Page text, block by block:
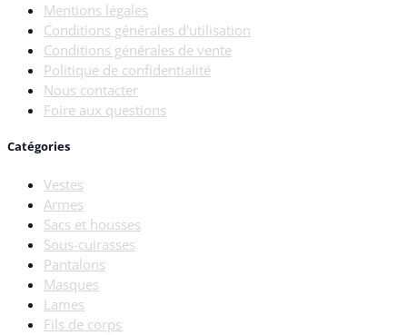
Mentions légales
Conditions générales d'utilisation
Conditions générales de vente
Politique de confidentialité
Nous contacter
Foire aux questions
Catégories
Vestes
Armes
Sacs et housses
Sous-cuirasses
Pantalons
Masques
Lames
Fils de corps